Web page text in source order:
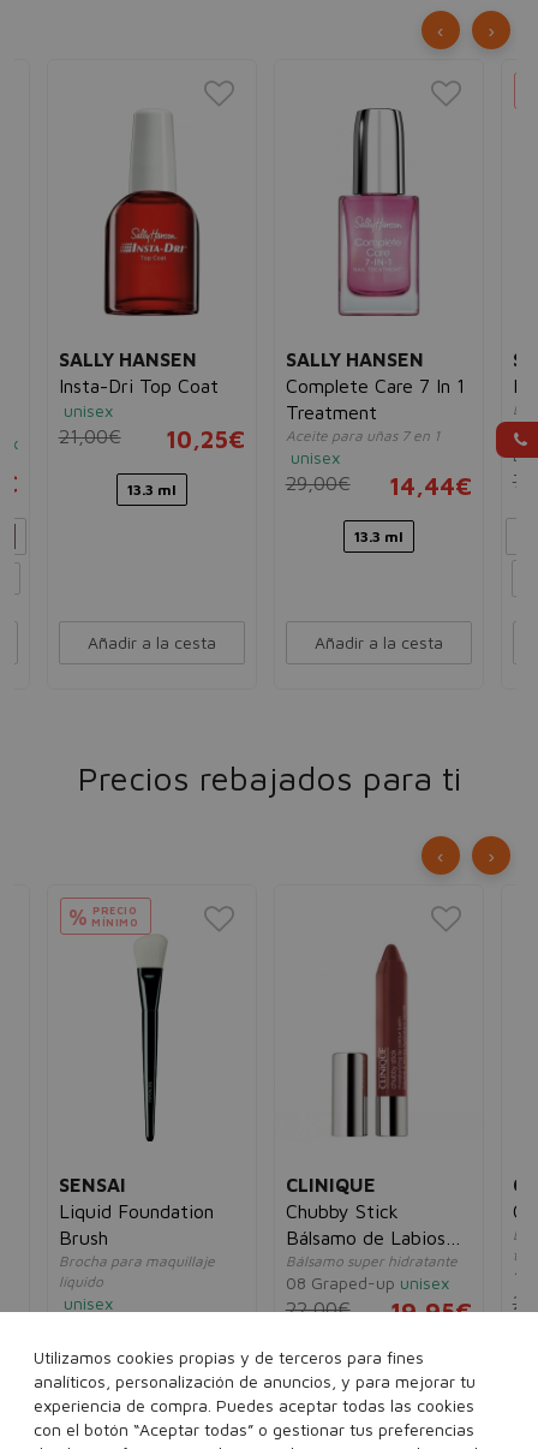
SALLY HANSEN
Insta-Dri Top Coat
unisex
21,00€ 10,25€
13.3 ml
Añadir a la cesta
SALLY HANSEN
Complete Care 7 In 1
Treatment
Aceite para uñas 7 en 1
unisex
29,00€ 14,44€
13.3 ml
Añadir a la cesta
‹ ›
Precios rebajados para ti
% PRECIO
MÍNIMO
SENSAI
Liquid Foundation
Brush
Brocha para maquillaje
líquido
unisex
CLINIQUE
Chubby Stick
Bálsamo de Labios
3g
Bálsamo super hidratante
08 Graped-up unisex
22,00€ 19,95€
14
‹ ›
Utilizamos cookies propias y de terceros para fines
analíticos, personalización de anuncios, y para mejorar tu
experiencia de compra. Puedes aceptar todas las cookies
con el botón “Aceptar todas” o gestionar tus preferencias